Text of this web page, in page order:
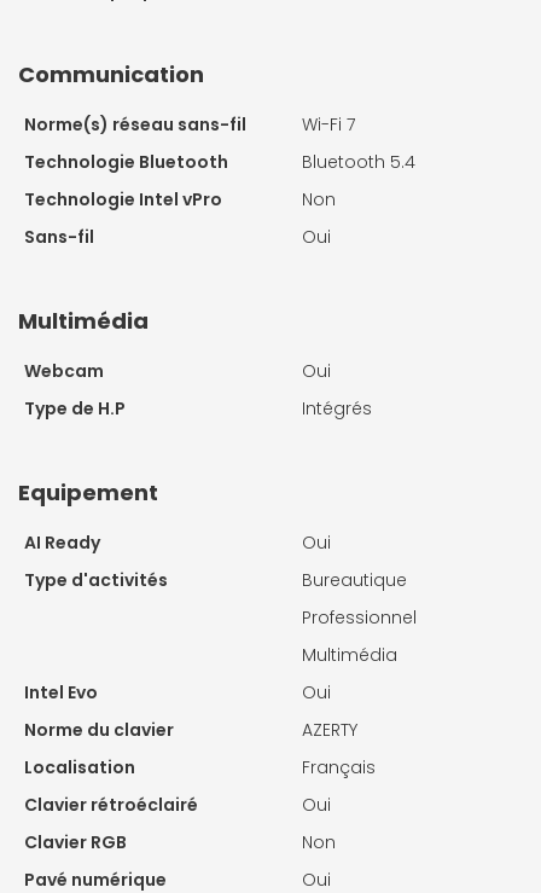
Communication
Norme(s) réseau sans-fil
Wi-Fi 7
Technologie Bluetooth
Bluetooth 5.4
Technologie Intel vPro
Non
Sans-fil
Oui
Multimédia
Webcam
Oui
Type de H.P
Intégrés
Equipement
AI Ready
Oui
Type d'activités
Bureautique
Professionnel
Multimédia
Intel Evo
Oui
Norme du clavier
AZERTY
Localisation
Français
Clavier rétroéclairé
Oui
Clavier RGB
Non
Pavé numérique
Oui